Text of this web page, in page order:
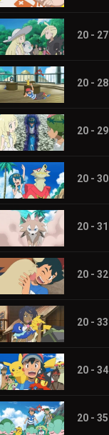
20 - 27
20 - 28
20 - 29
20 - 30
20 - 31
20 - 32
20 - 33
20 - 34
20 - 35